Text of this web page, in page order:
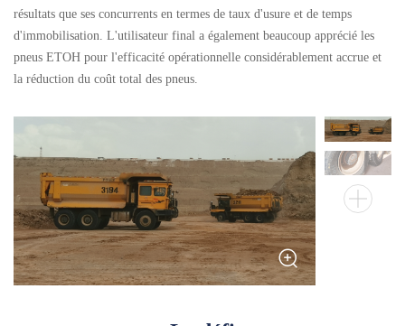
Par machine
Pneus bus et camion
Par catégorie
Notre pratique
Techking Australie
Techking Indonésie
Techking RDC
Techking Pérou
résultats que ses concurrents en termes de taux d'usure et de temps
d'immobilisation. L'utilisateur final a également beaucoup apprécié les
pneus ETOH pour l'efficacité opérationnelle considérablement accrue et
la réduction du coût total des pneus.